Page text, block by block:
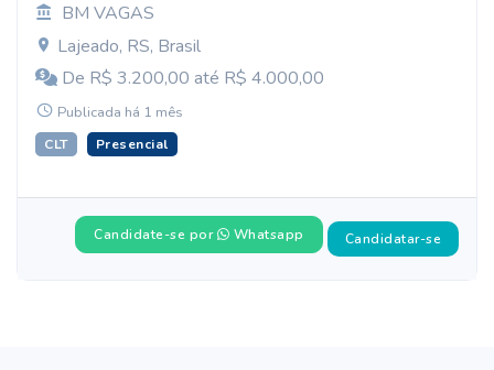
BM VAGAS
Lajeado, RS, Brasil
De R$ 3.200,00 até R$ 4.000,00
Publicada há 1 mês
CLT Presencial
Candidate-se por Whatsapp Candidatar-se